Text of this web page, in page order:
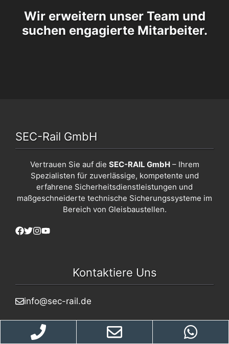
Wir erweitern unser Team und
suchen engagierte Mitarbeiter.
SEC-Rail GmbH
Vertrauen Sie auf die SEC-RAIL GmbH– Ihrem
Spezialisten für zuverlässige, kompetente und
erfahrene Sicherheitsdienstleistungen und
maßgeschneiderte technische Sicherungssysteme im
Bereich von Gleisbaustellen.
Kontaktiere Uns
info@sec-rail.de
02327/2992922